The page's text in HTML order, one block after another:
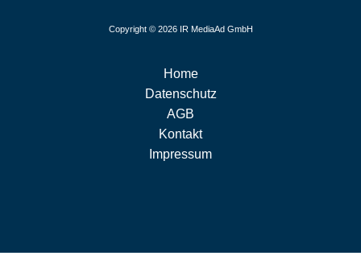
Copyright © 2026 IR MediaAd GmbH
Home
Datenschutz
AGB
Kontakt
Impressum